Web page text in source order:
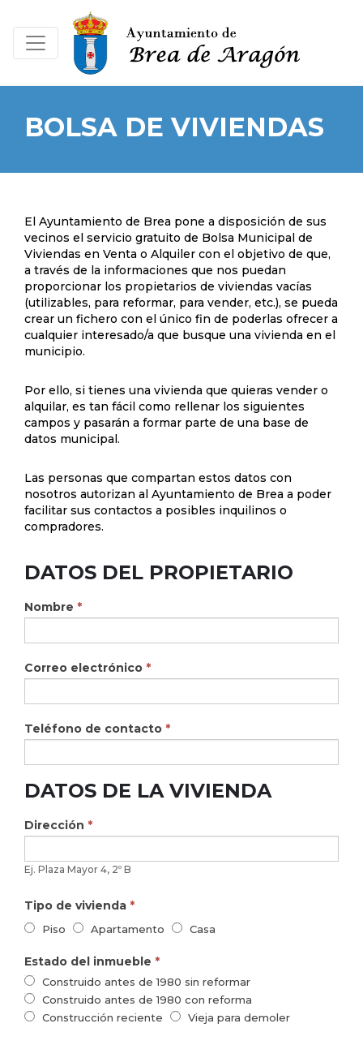
BOLSA DE VIVIENDAS
El Ayuntamiento de Brea pone a disposición de sus
vecinos el servicio gratuito de Bolsa Municipal de
Viviendas en Venta o Alquiler con el objetivo de que,
a través de la informaciones que nos puedan
proporcionar los propietarios de viviendas vacías
(utilizables, para reformar, para vender, etc.), se pueda
crear un fichero con el único fin de poderlas ofrecer a
cualquier interesado/a que busque una vivienda en el
municipio.
Por ello, si tienes una vivienda que quieras vender o
alquilar, es tan fácil como rellenar los siguientes
campos y pasarán a formar parte de una base de
datos municipal.
Las personas que compartan estos datos con
nosotros autorizan al Ayuntamiento de Brea a poder
facilitar sus contactos a posibles inquilinos o
compradores.
Bolsa
de
Viviendas
DATOS DEL PROPIETARIO
Nombre *
Correo electrónico *
Teléfono de contacto *
DATOS DE LA VIVIENDA
Dirección *
Ej. Plaza Mayor 4, 2º B
Tipo de vivienda *
Piso Apartamento Casa
Estado del inmueble *
Construido antes de 1980 sin reformar
Construido antes de 1980 con reforma
Construcción reciente
Vieja para demoler